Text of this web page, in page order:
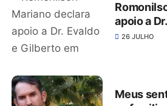
apoio a
em26 JULHO
Meus